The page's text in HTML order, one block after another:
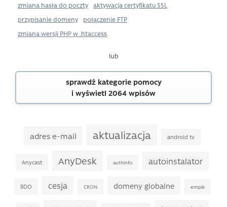
zmiana hasła do poczty
aktywacja certyfikatu SSL
przypisanie domeny
połączenie FTP
zmiana wersji PHP w .htaccess
lub
sprawdź kategorie pomocy
i wyświetl 2064 wpisów
adres e-mail aktualizacja android tv
Anycast AnyDesk authinfo autoinstalator
BDO cesja CRON domeny globalne empik